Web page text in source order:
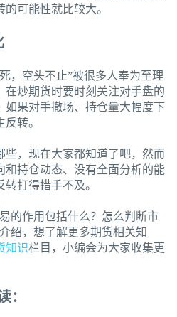
可能性就比较大。
，空头不止”被很多人奉为至理
在炒期货时要时刻关注对手盘的
如果对手撤场、持仓量大幅度下
转。
些，现在大家都知道了吧，然而
和持仓动态、没有全面分析的能
打得措手不及。
的作用包括什么？怎么判断市
绍，想了解更多期货相关知
知识栏目，小编会为大家收集更
：